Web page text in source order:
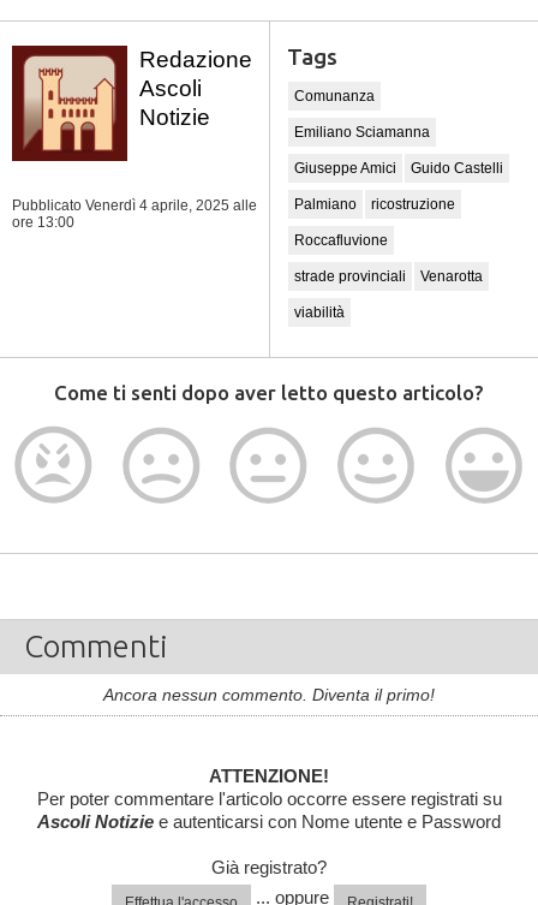
Redazione
Ascoli
Notizie
Pubblicato Venerdì 4 aprile, 2025 alle
ore 13:00
Tags
Comunanza
Emiliano Sciamanna
Giuseppe Amici Guido Castelli
Palmiano ricostruzione
Roccafluvione
strade provinciali Venarotta
viabilità
Come ti senti dopo aver letto questo articolo?
Commenti
Ancora nessun commento. Diventa il primo!
ATTENZIONE!
Per poter commentare l'articolo occorre essere registrati su
Ascoli Notizie e autenticarsi con Nome utente e Password
Già registrato?
... oppure